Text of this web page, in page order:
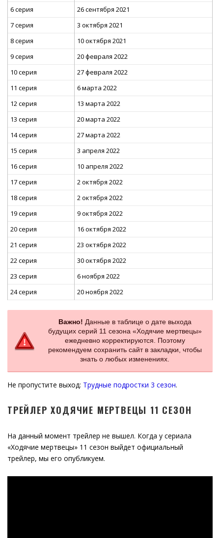
6 серия
26 сентября 2021
7 серия
3 октября 2021
8 серия
10 октября 2021
9 серия
20 февраля 2022
10 серия
27 февраля 2022
11 серия
6 марта 2022
12 серия
13 марта 2022
13 серия
20 марта 2022
14 серия
27 марта 2022
15 серия
3 апреля 2022
16 серия
10 апреля 2022
17 серия
2 октября 2022
18 серия
2 октября 2022
19 серия
9 октября 2022
20 серия
16 октября 2022
21 серия
23 октября 2022
22 серия
30 октября 2022
23 серия
6 ноября 2022
24 серия
20 ноября 2022
Важно! Данные в таблице о дате выхода
будущих серий 11 сезона «Ходячие мертвецы»
ежедневно корректируются. Поэтому
рекомендуем сохранить сайт в закладки, чтобы
знать о любых изменениях.
Не пропустите выход: Трудные подростки 3 сезон.
ТРЕЙЛЕР ХОДЯЧИЕ МЕРТВЕЦЫ 11 СЕЗОН
На данный момент трейлер не вышел. Когда у сериала
«Ходячие мертвецы» 11 сезон выйдет официальный
трейлер, мы его опубликуем.